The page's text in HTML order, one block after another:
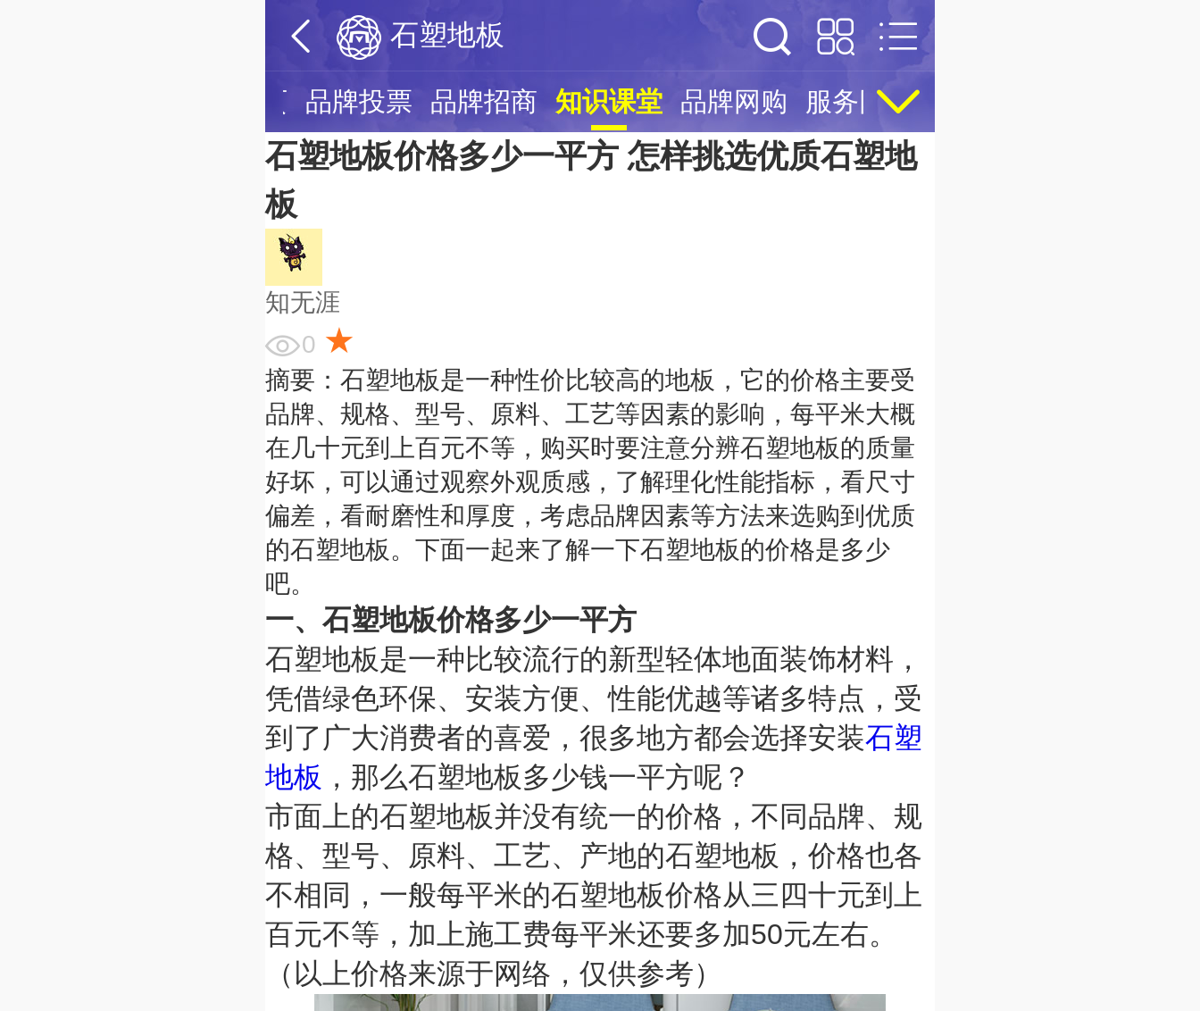
石塑地板
石塑地板首页 品牌投票 品牌招商 知识课堂 品牌网购 服务网点
石塑地板价格多少一平方 怎样挑选优质石塑地
板
知无涯
0 ★
摘要：石塑地板是一种性价比较高的地板，它的价格主要受
品牌、规格、型号、原料、工艺等因素的影响，每平米大概
在几十元到上百元不等，购买时要注意分辨石塑地板的质量
好坏，可以通过观察外观质感，了解理化性能指标，看尺寸
偏差，看耐磨性和厚度，考虑品牌因素等方法来选购到优质
的石塑地板。下面一起来了解一下石塑地板的价格是多少
吧。
一、石塑地板价格多少一平方
石塑地板是一种比较流行的新型轻体地面装饰材料，
凭借绿色环保、安装方便、性能优越等诸多特点，受
到了广大消费者的喜爱，很多地方都会选择安装石塑
地板 ，那么石塑地板多少钱一平方呢？
市面上的石塑地板并没有统一的价格，不同品牌、规
格、型号、原料、工艺、产地的石塑地板，价格也各
不相同，一般每平米的石塑地板价格从三四十元到上
百元不等，加上施工费每平米还要多加50元左右。
（以上价格来源于网络，仅供参考）